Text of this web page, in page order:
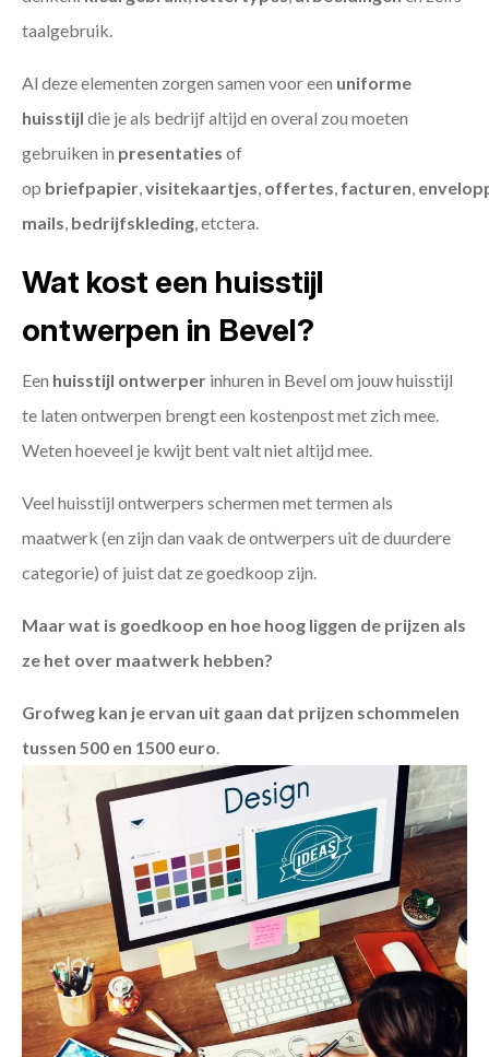
taalgebruik.
Al deze elementen zorgen samen voor een uniforme
huisstijl die je als bedrijf altijd en overal zou moeten
gebruiken in presentaties of
op briefpapier,visitekaartjes, offertes, facturen,
mails, bedrijfskleding, etctera.
Wat kost een huisstijl
ontwerpen in Bevel?
Een huisstijl ontwerper inhuren in Bevel om jouw huisstijl
te laten ontwerpen brengt een kostenpost met zich mee.
Weten hoeveel je kwijt bent valt niet altijd mee.
Veel huisstijl ontwerpers schermen met termen als
maatwerk (en zijn dan vaak de ontwerpers uit de duurdere
categorie) of juist dat ze goedkoop zijn.
Maar wat is goedkoop en hoe hoog liggen de prijzen als
ze het over maatwerk hebben?
Grofweg kan je ervan uit gaan dat prijzen schommelen
tussen 500 en 1500 euro.